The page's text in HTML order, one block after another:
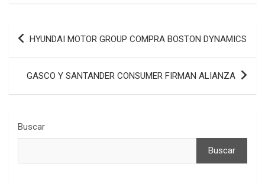
Navegación
de
HYUNDAI MOTOR GROUP COMPRA BOSTON DYNAMICS
GASCO Y SANTANDER CONSUMER FIRMAN ALIANZA
Buscar
Buscar